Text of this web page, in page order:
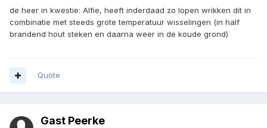
de heer in kwestie: Alfie, heeft inderdaad zo lopen wrikken dit in
combinatie met steeds grote temperatuur wisselingen (in half
brandend hout steken en daarna weer in de koude grond)
Quote
Gast Peerke